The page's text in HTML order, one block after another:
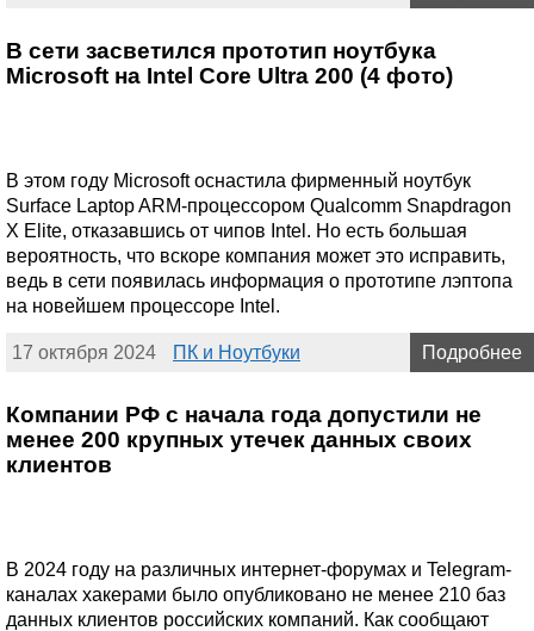
В сети засветился прототип ноутбука
Microsoft на Intel Core Ultra 200 (4 фото)
В этом году Microsoft оснастила фирменный ноутбук
Surface Laptop ARM-процессором Qualcomm Snapdragon
X Elite, отказавшись от чипов Intel. Но есть большая
вероятность, что вскоре компания может это исправить,
ведь в сети появилась информация о прототипе лэптопа
на новейшем процессоре Intel.
17 октября 2024 ПК и Ноутбуки Подробнее
Компании РФ с начала года допустили не
менее 200 крупных утечек данных своих
клиентов
В 2024 году на различных интернет-форумах и Telegram-
каналах хакерами было опубликовано не менее 210 баз
данных клиентов российских компаний. Как сообщают